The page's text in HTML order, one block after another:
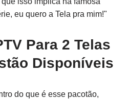
eu quero a Tela pra mim!"
Para 2 Telas
Disponíveis
do que é esse pacotão,